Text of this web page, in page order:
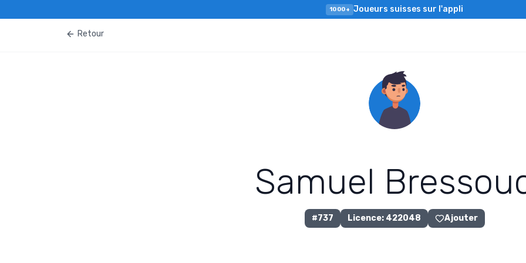
1000+ Joueurs suisses sur l'appli
Retour
Samuel Bressou
#737 Licence: 422048 Ajouter